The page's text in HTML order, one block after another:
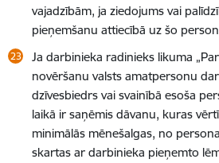
vajadzībām, ja ziedojums vai
pieņemšanu attiecībā uz šo
Ja darbinieka radinieks likuma
novēršanu valsts amatpersonu
dzīvesbiedrs vai svainībā esoša
laikā ir saņēmis dāvanu, kuras
minimālās mēnešalgas, no
skartas ar darbinieka pieņemto